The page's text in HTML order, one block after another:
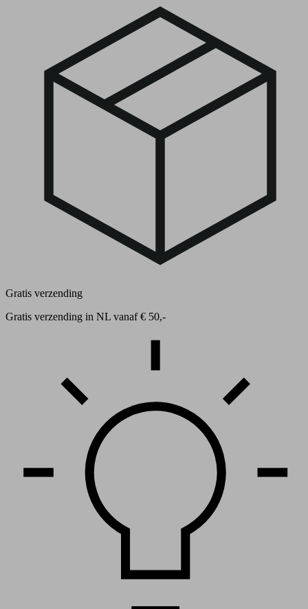
Gratis verzending
Gratis verzending in NL vanaf € 50,-